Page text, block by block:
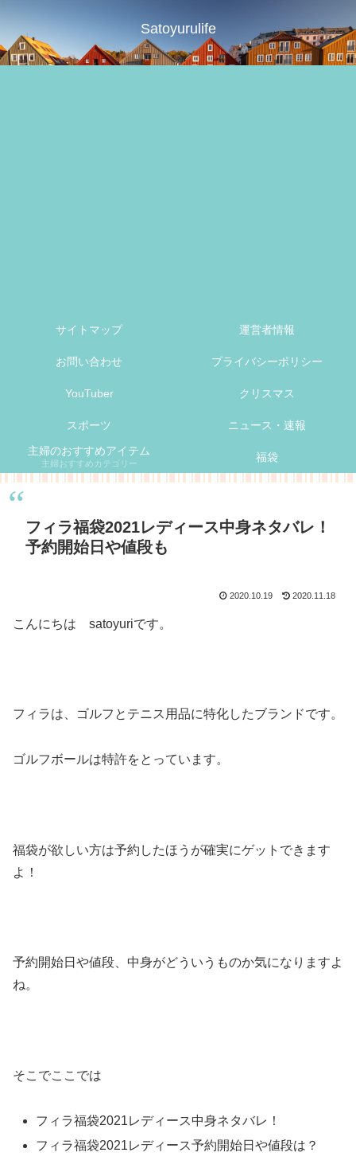
Satoyurulife
サイトマップ 運営者情報
お問い合わせ プライバシーポリシー
YouTuber クリスマス
スポーツ
ニュース・速報
主婦のおすすめアイテム
主婦おすすめカテゴリー 福袋
フィラ福袋2021レディース中身ネタバレ！
予約開始日や値段も
2020.10.19 2020.11.18
こんにちは satoyuriです。
フィラは、ゴルフとテニス用品に特化したブランドです。
ゴルフボールは特許をとっています。
福袋が欲しい方は予約したほうが確実にゲットできます
よ！
予約開始日や値段、中身がどういうものか気になりますよ
ね。
そこでここでは
フィラ福袋2021レディース中身ネタバレ！
フィラ福袋2021レディース予約開始日や値段は？